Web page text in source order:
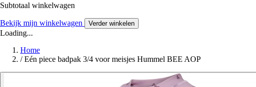
Subtotaal winkelwagen
Bekijk mijn winkelwagen Verder winkelen
Loading...
Home
/ Eén piece badpak 3/4 voor meisjes Hummel BEE AOP